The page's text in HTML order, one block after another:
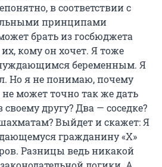
в соответствии с
принципами
брать из госбюджета
кому он хочет. Я тоже
беременным. Я
Но я не понимаю, почему
может точно так же дать
другу? Два — соседке?
Выйдет и скажет: Я
гражданину «Х»
Разницы ведь никакой